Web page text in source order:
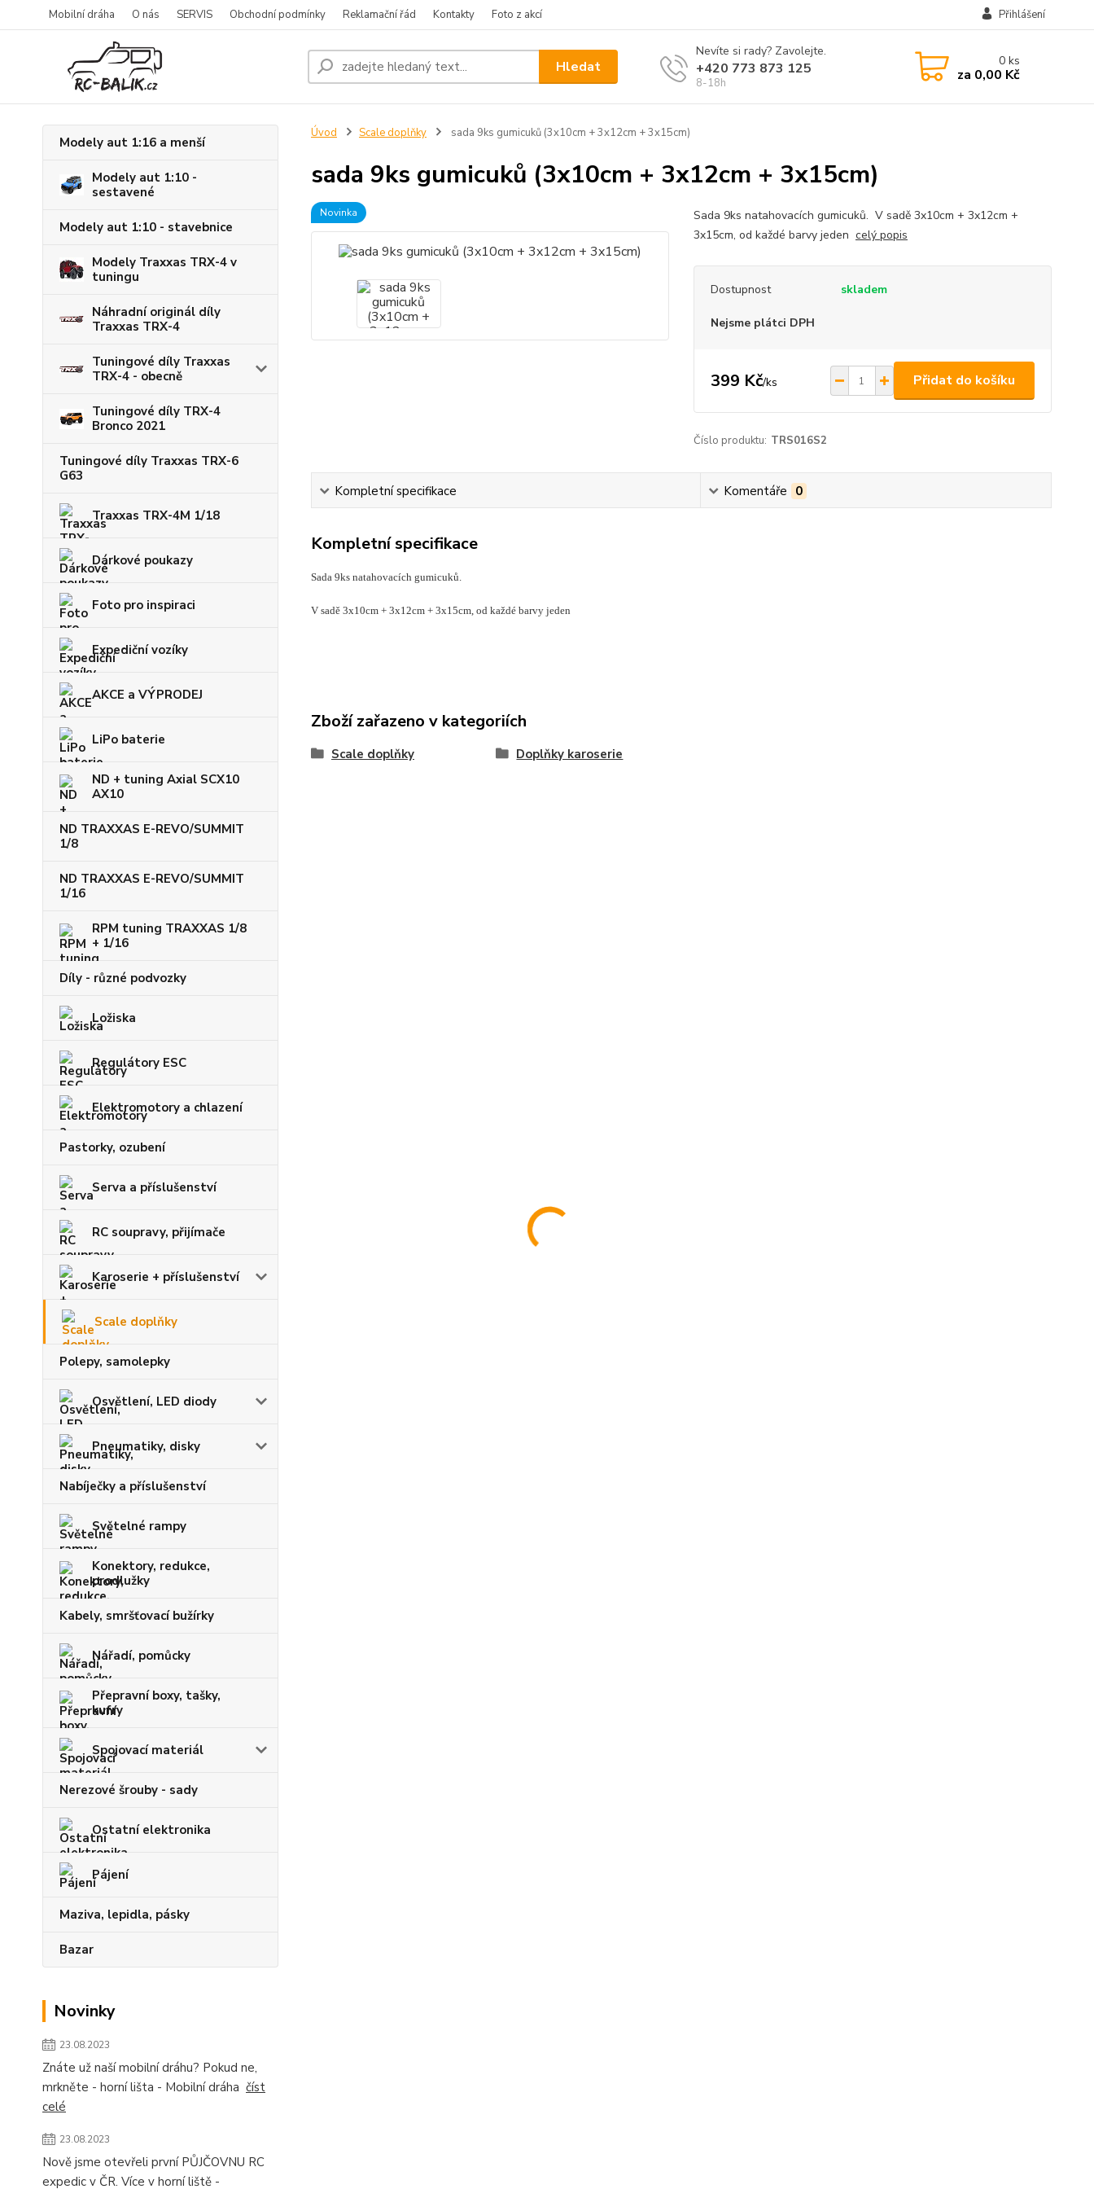
Mobilní dráha O nás SERVIS Obchodní podmínky Reklamační řád Kontakty Foto z akcí Přihlášení
Hledat
Nevíte si rady? Zavolejte.
+420 773 873 125
8-18h
0ks
za 0,00 Kč
Modely aut 1:16 a menší
Modely aut 1:10 -
sestavené
Modely aut 1:10 - stavebnice
Modely Traxxas TRX-4 v
tuningu
Náhradní originál díly
Traxxas TRX-4
Tuningové díly Traxxas
TRX-4 - obecně
Tuningové díly TRX-4
Bronco 2021
Tuningové díly Traxxas TRX-6
G63
Traxxas TRX-4M 1/18
Dárkové poukazy
Foto pro inspiraci
Expediční vozíky
AKCE a VÝPRODEJ
LiPo baterie
ND + tuning Axial SCX10
AX10
ND TRAXXAS E-REVO/SUMMIT
1/8
ND TRAXXAS E-REVO/SUMMIT
1/16
RPM tuning TRAXXAS 1/8
+ 1/16
Díly - různé podvozky
Ložiska
Regulátory ESC
Elektromotory a chlazení
Pastorky, ozubení
Serva a příslušenství
RC soupravy, přijímače
Karoserie + příslušenství
Scale doplňky
Polepy, samolepky
Osvětlení, LED diody
Pneumatiky, disky
Nabíječky a příslušenství
Světelné rampy
Konektory, redukce,
prodlužky
Kabely, smršťovací bužírky
Nářadí, pomůcky
Přepravní boxy, tašky,
kufry
Spojovací materiál
Nerezové šrouby - sady
Ostatní elektronika
Pájení
Maziva, lepidla, pásky
Bazar
Novinky
23.08.2023
Znáte už naší mobilní dráhu? Pokud ne,
mrkněte - horní lišta - Mobilní dráha číst
celé
23.08.2023
Nově jsme otevřeli první PŮJČOVNU RC
expedic v ČR. Více v horní liště -
Úvod Scale doplňky sada 9ks gumicuků (3x10cm + 3x12cm + 3x15cm)
sada 9ks gumicuků (3x10cm + 3x12cm + 3x15cm)
Novinka
Sada 9ks natahovacích gumicuků. V sadě 3x10cm + 3x12cm +
3x15cm, od každé barvy jeden celý popis
Dostupnost skladem
Nejsme plátci DPH
399 Kč/ks Přidat do košíku
Číslo produktu: TRS016S2
Kompletní specifikace Komentáře 0
Kompletní specifikace
Sada 9ks natahovacích gumicuků.
V sadě 3x10cm + 3x12cm + 3x15cm, od každé barvy jeden
Zboží zařazeno v kategoriích
Scale doplňky Doplňky karoserie